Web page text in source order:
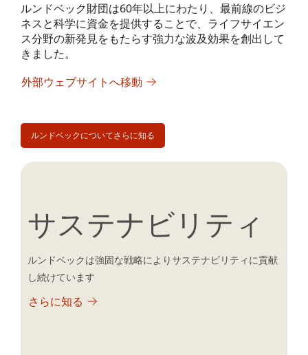
ルンドベック財団は60年以上にわたり、最前線のビジ
ネスと科学に資金を提供することで、ライフサイエン
ス分野の新発見をもたらす強力な波及効果を創出して
きました。
外部ウェブサイトへ移動
ルンドベックについてさらに知る
サステナビリティ
ルンドベックは強固な戦略によりサステナビリティに貢献
し続けています
さらに知る